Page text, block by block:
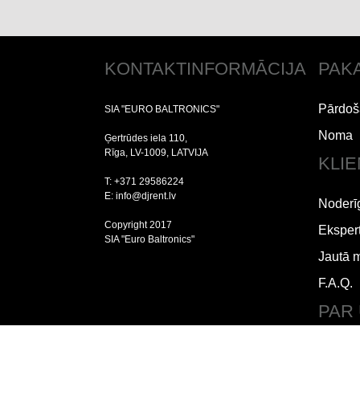
KONTAKTINFORMĀCIJA
SIA "EURO BALTRONICS"
Ģertrūdes iela 110,
Rīga, LV-1009, LATVIJA
T: +371 29586224
E: info@djrent.lv
Copyright 2017
SIA "Euro Baltronics"
Noma
Jautā
F.A.Q.
PAR